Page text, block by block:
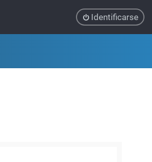
Identificarse